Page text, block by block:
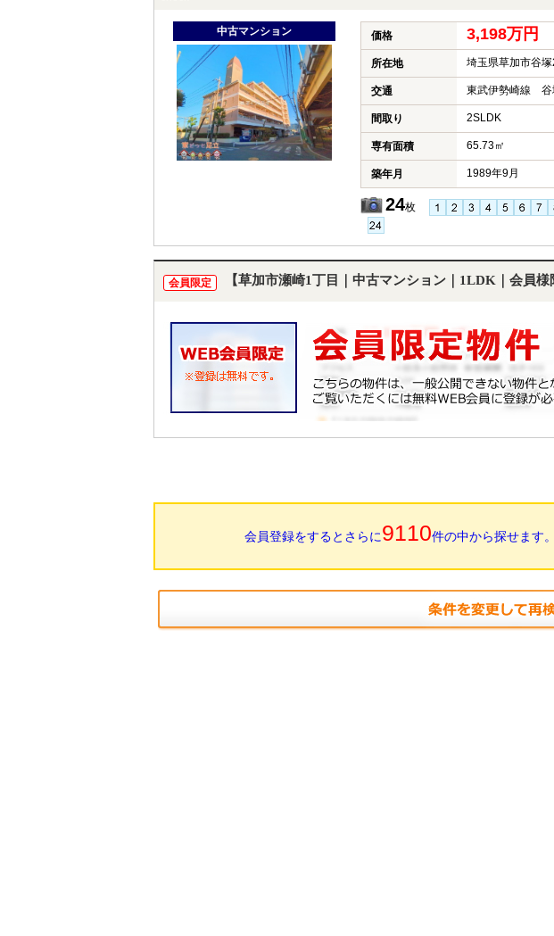
中古マンション 価格 3,198万円
所在地 埼玉県草加市谷塚
交通 東武伊勢崎線
間取り 2SLDK
専有面積 65.73㎡
築年月 1989年9月
24枚
会員限定 【草加市瀬崎1丁目｜中古マンション｜1LDK｜会員様
会員登録をするとさらに9110件の中から探せます。